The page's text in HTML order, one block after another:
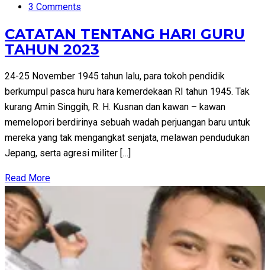
3 Comments
CATATAN TENTANG HARI GURU
TAHUN 2023
24-25 November 1945 tahun lalu, para tokoh pendidik
berkumpul pasca huru hara kemerdekaan RI tahun 1945. Tak
kurang Amin Singgih, R. H. Kusnan dan kawan – kawan
memelopori berdirinya sebuah wadah perjuangan baru untuk
mereka yang tak mengangkat senjata, melawan pendudukan
Jepang, serta agresi militer […]
Read More